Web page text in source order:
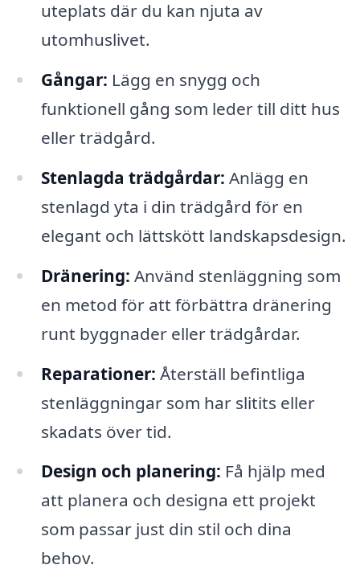
uteplats där du kan njuta av
utomhuslivet.
Gångar: Lägg en snygg och
funktionell gång som leder till ditt hus
eller trädgård.
Stenlagda trädgårdar: Anlägg en
stenlagd yta i din trädgård för en
elegant och lättskött landskapsdesign.
Dränering: Använd stenläggning som
en metod för att förbättra dränering
runt byggnader eller trädgårdar.
Reparationer: Återställ befintliga
stenläggningar som har slitits eller
skadats över tid.
Design och planering: Få hjälp med
att planera och designa ett projekt
som passar just din stil och dina
behov.